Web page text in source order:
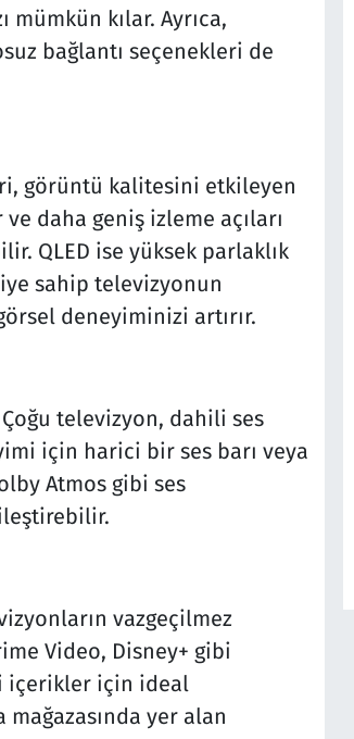
mümkün kılar. Ayrıca,
bağlantı seçenekleri de
görüntü kalitesini etkileyen
daha geniş izleme açıları
QLED ise yüksek parlaklık
sahip televizyonun
deneyiminizi artırır.
televizyon, dahili ses
için harici bir ses barı veya
Atmos gibi ses
vazgeçilmez
Video, Disney+ gibi
içerikler için ideal
yer alan